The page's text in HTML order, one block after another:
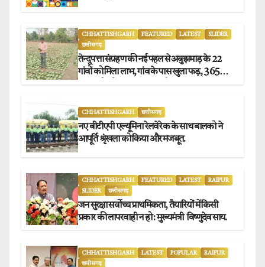
CHHATTISHGARH FEATURED LATEST
SLIDER
छत्तीसगढ़
तेन्दूपत्ता संग्रहण की नई पहल से अबुझमाड़ के 22
गांवों को मिला लाभ, गांव के पास खुला फड़, 365
CHHATTISHGARH छत्तीसगढ़
नए बीटीएपी एल्यूमिना रेलवे रेक के साथ बालको ने
आपूर्ति श्रृंखला को किया और मजबूत.
CHHATTISHGARH FEATURED LATEST
RAIPUR
SLIDER
छत्तीसगढ़
जन सुरक्षा सर्वोच्च प्राथमिकता, तैयारियों में किसी
प्रकार की लापरवाही न हो : मुख्यमंत्री विष्णुदेव साय.
CHHATTISHGARH LATEST POPULAR
RAIPUR
छत्तीसगढ़